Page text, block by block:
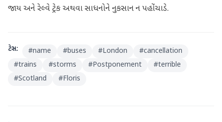
જાય અને રેલ્વે ટ્રેક અથવા સાધનોને નુકસાન ન પહોંચાડે.
ટેગ્સ: #name #buses #London #cancellation
#trains #storms #Postponement #terrible
#Scotland #Floris